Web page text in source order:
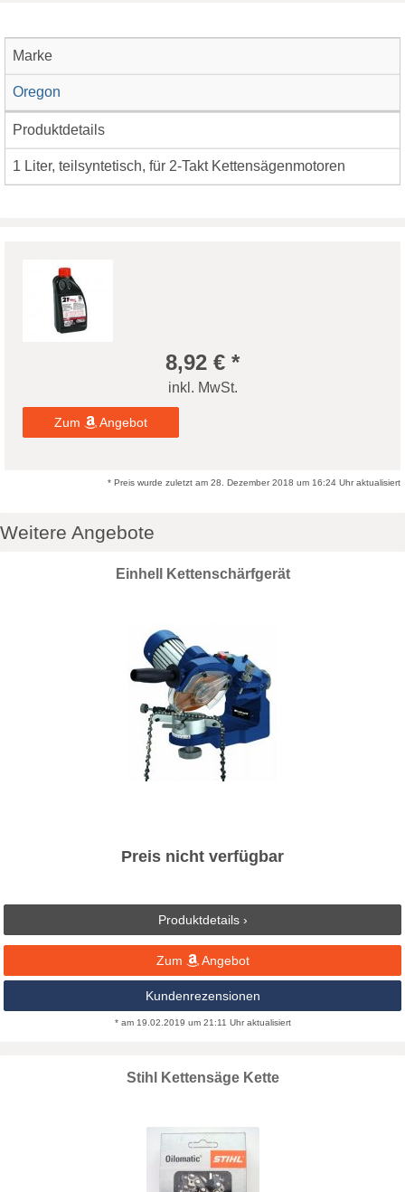
Marke
Oregon
Produktdetails
1 Liter, teilsyntetisch, für 2-Takt Kettensägenmotoren
8,92 € *
inkl. MwSt.
Zum Angebot
* Preis wurde zuletzt am 28. Dezember 2018 um 16:24 Uhr aktualisiert
Weitere Angebote
Einhell Kettenschärfgerät
Preis nicht verfügbar
Produktdetails ›
Zum Angebot
Kundenrezensionen
* am 19.02.2019 um 21:11 Uhr aktualisiert
Stihl Kettensäge Kette